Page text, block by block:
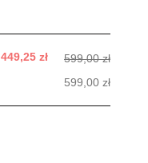
449,25 zł 599,00 zł
599,00 zł